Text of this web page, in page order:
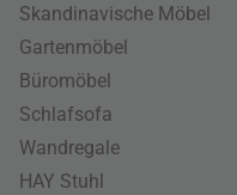
Skandinavische Möbel
Gartenmöbel
Büromöbel
Schlafsofa
Wandregale
HAY Stuhl